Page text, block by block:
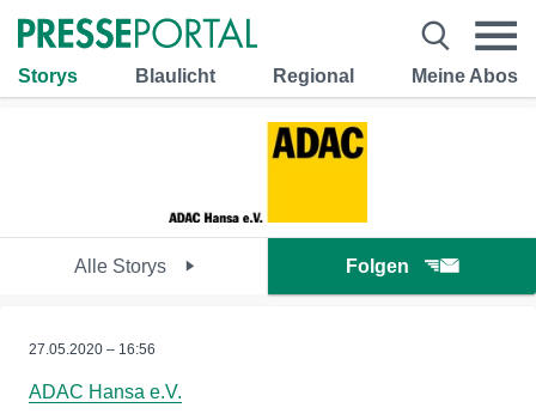
Storys Blaulicht Regional Meine Abos
Alle Storys Folgen
27.05.2020 – 16:56
ADAC Hansa e.V.